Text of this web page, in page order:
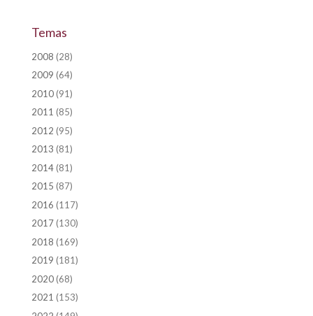
Temas
2008 (28)
2009 (64)
2010(91)
2011 (85)
2012 (95)
2013 (81)
2014(81)
2015 (87)
2016 (117)
2017(130)
2018 (169)
2019 (181)
2020(68)
2021 (153)